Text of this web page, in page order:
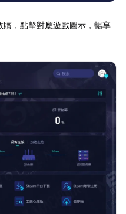
，點擊對應遊戲圖示，暢享